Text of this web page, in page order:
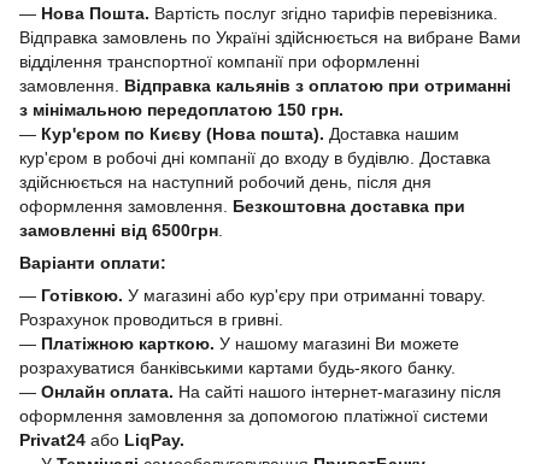
— Нова Пошта. Вартість послуг згідно тарифів перевізника.
Відправка замовлень по Україні здійснюється на вибране Вами
відділення транспортної компанії при оформленні
замовлення. Відправка кальянів з оплатою при отриманні
з мінімальною передоплатою 150 грн.
— Кур'єром по Києву (Нова пошта). Доставка нашим
кур'єром в робочі дні компанії до входу в будівлю. Доставка
здійснюється на наступний робочий день, після дня
оформлення замовлення.
Безкоштовна доставка при
замовленні від 6500грн
Варіанти оплати:
— Готівкою. У магазині або кур'єру при отриманні товару.
Розрахунок проводиться в гривні.
— Платіжною карткою. У нашому магазині Ви можете
розрахуватися банківськими картами будь-якого банку.
— Онлайн оплата. На сайті нашого інтернет-магазину після
оформлення замовлення за допомогою платіжної системи
Privat24 або LiqPay.